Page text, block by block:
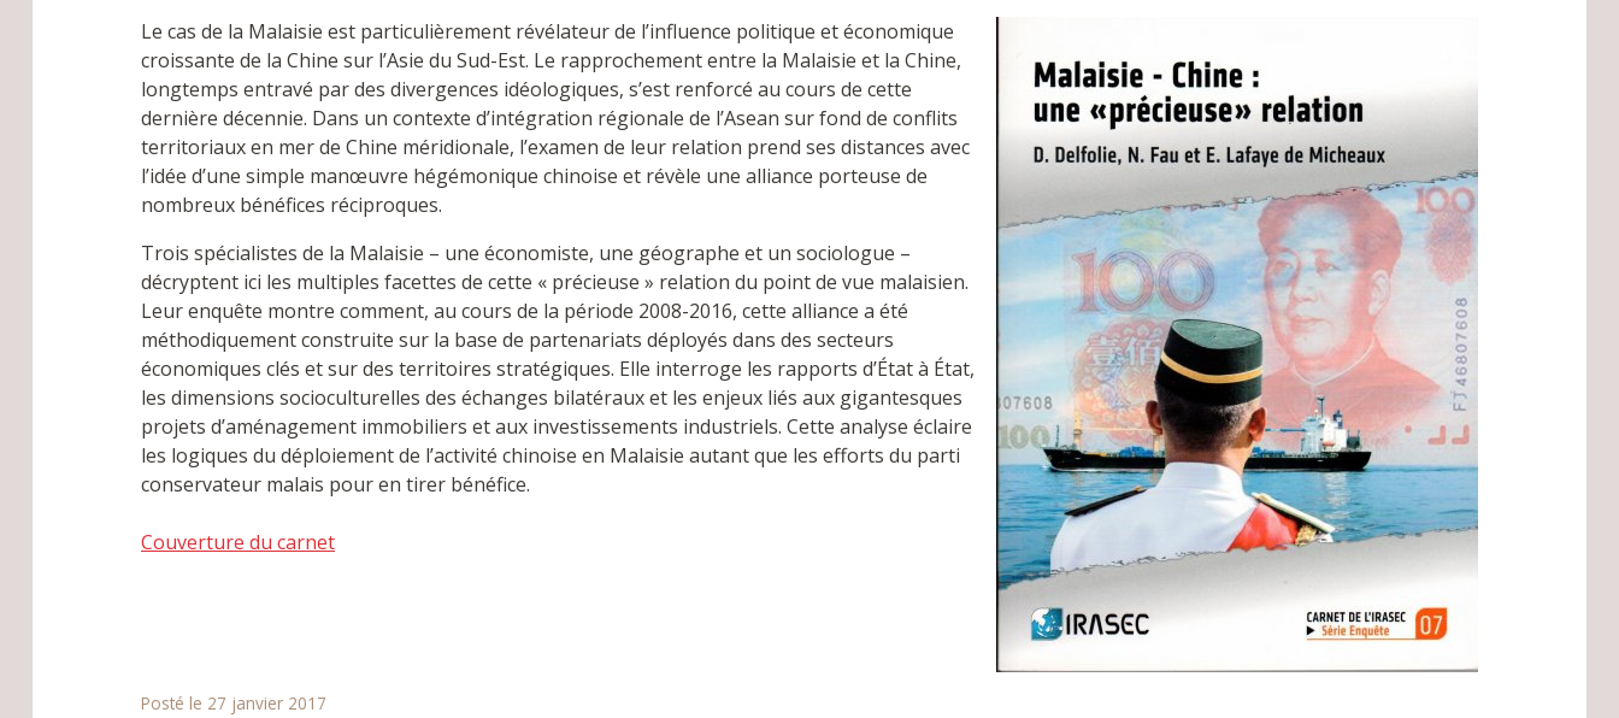
Le cas de la Malaisie est particulièrement révélateur de l’influence politique et économique
croissante de la Chine sur l’Asie du Sud-Est. Le rapprochement entre la Malaisie et la Chine,
longtemps entravé par des divergences idéologiques, s’est renforcé au cours de cette
dernière décennie. Dans un contexte d’intégration régionale de l’Asean sur fond de conflits
territoriaux en mer de Chine méridionale, l’examen de leur relation prend ses distances avec
l’idée d’une simple manœuvre hégémonique chinoise et révèle une alliance porteuse de
nombreux bénéfices réciproques.
Trois spécialistes de la Malaisie – une économiste, une géographe et un sociologue –
décryptent ici les multiples facettes de cette « précieuse » relation du point de vue malaisien.
Leur enquête montre comment, au cours de la période 2008-2016, cette alliance a été
méthodiquement construite sur la base de partenariats déployés dans des secteurs
économiques clés et sur des territoires stratégiques. Elle interroge les rapports d’État à État,
les dimensions socioculturelles des échanges bilatéraux et les enjeux liés aux gigantesques
projets d’aménagement immobiliers et aux investissements industriels. Cette analyse éclaire
les logiques du déploiement de l’activité chinoise en Malaisie autant que les efforts du parti
conservateur malais pour en tirer bénéfice.
Couverture du carnet
Posté le 27 janvier 2017